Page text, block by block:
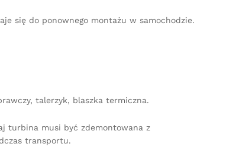
się do ponownego montażu w samochodzie.
talerzyk, blaszka termiczna.
turbina musi być zdemontowana z
transportu.